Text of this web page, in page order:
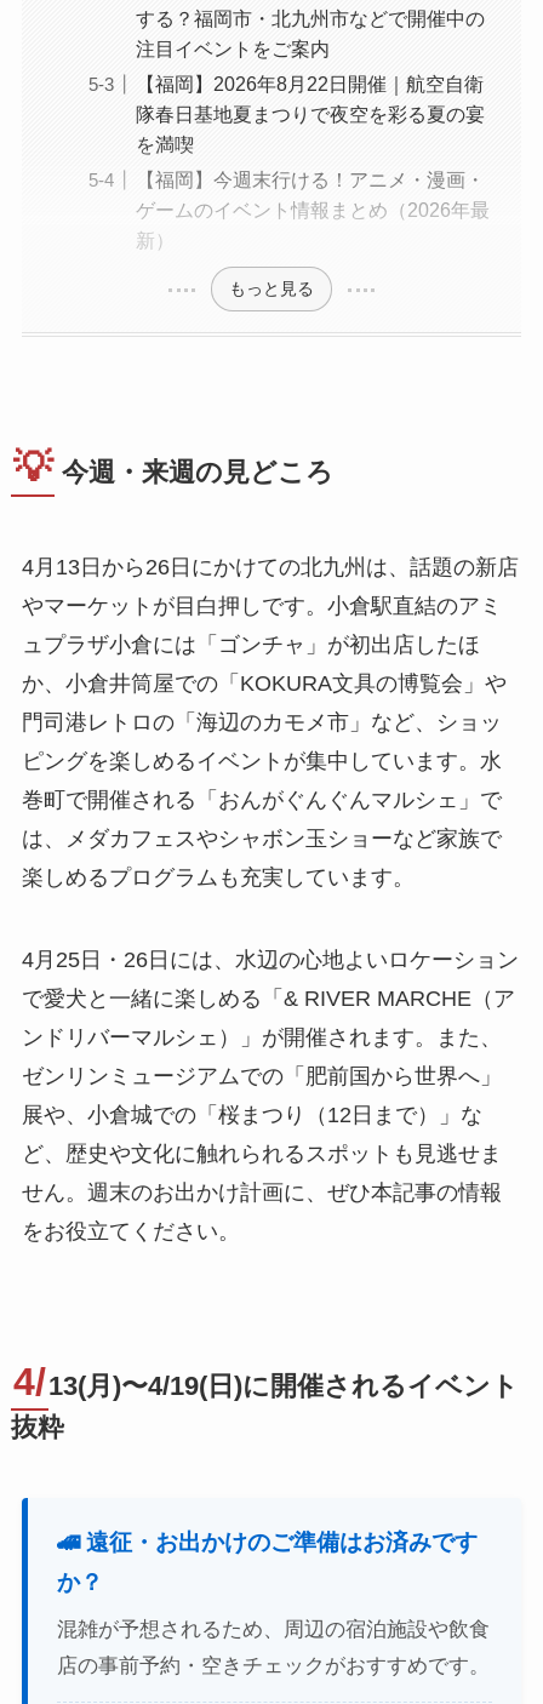
する？福岡市・北九州市などで開催中の
注目イベントをご案内
【福岡】2026年8月22日開催｜航空自衛
隊春日基地夏まつりで夜空を彩る夏の宴
を満喫
【福岡】今週末行ける！アニメ・漫画・
ゲームのイベント情報まとめ（2026年最
新）
もっと見る
💡 今週・来週の見どころ
4月13日から26日にかけての北九州は、話題の新店
やマーケットが目白押しです。小倉駅直結のアミ
ュプラザ小倉には「ゴンチャ」が初出店したほ
か、小倉井筒屋での「KOKURA文具の博覧会」や
門司港レトロの「海辺のカモメ市」など、ショッ
ピングを楽しめるイベントが集中しています。水
巻町で開催される「おんがぐんぐんマルシェ」で
は、メダカフェスやシャボン玉ショーなど家族で
楽しめるプログラムも充実しています。
4月25日・26日には、水辺の心地よいロケーション
で愛犬と一緒に楽しめる「& RIVER MARCHE（ア
ンドリバーマルシェ）」が開催されます。また、
ゼンリンミュージアムでの「肥前国から世界へ」
展や、小倉城での「桜まつり（12日まで）」な
ど、歴史や文化に触れられるスポットも見逃せま
せん。週末のお出かけ計画に、ぜひ本記事の情報
をお役立てください。
4/13(月)〜4/19(日)に開催されるイベント
抜粋
🚄 遠征・お出かけのご準備はお済みです
か？
混雑が予想されるため、周辺の宿泊施設や飲食
店の事前予約・空きチェックがおすすめです。